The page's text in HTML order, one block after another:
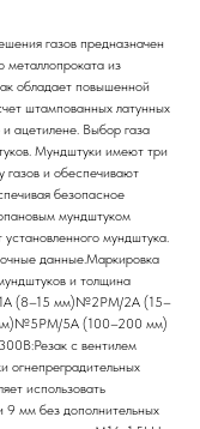
газов предназначен
металлопроката из
обладает повышенной
штампованных латунных
ацетилене. Выбор газа
Мундштуки имеют три
газов и обеспечивают
безопасное
мундштуком
мундштука.
данные.Маркировка
и толщина
(8–15 мм)№2PM/2А (15–
5А (100–200 мм)
с вентилем
огнепреградительных
использовать
9 мм без дополнительных